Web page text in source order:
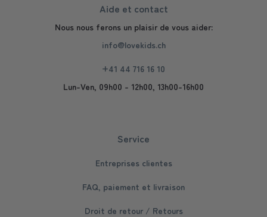
Aide et contact
Nous nous ferons un plaisir de vous aider:
info@lovekids.ch
+41 44 716 16 10
Lun-Ven, 09h00 - 12h00, 13h00-16h00
Service
Entreprises clientes
FAQ, paiement et livraison
Droit de retour / Retours